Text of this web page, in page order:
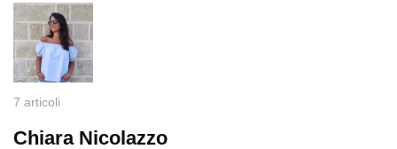
7 articoli
Chiara Nicolazzo